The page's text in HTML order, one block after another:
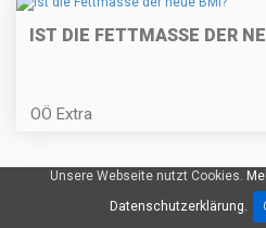
IST DIE FETTMASSE DER
OÖ Extra
Unsere Webseite nutzt Cookies.
Datenschutzerklärung.